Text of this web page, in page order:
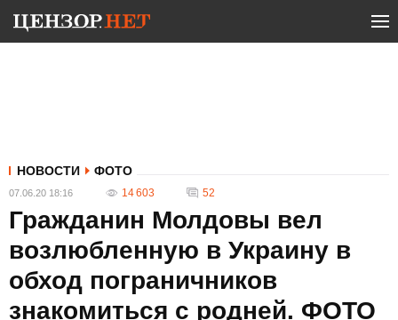
НОВОСТИ ФОТО
07.06.20 18:16 14 603 52
Гражданин Молдовы вел
возлюбленную в Украину в
обход пограничников
знакомиться с родней. ФОТО